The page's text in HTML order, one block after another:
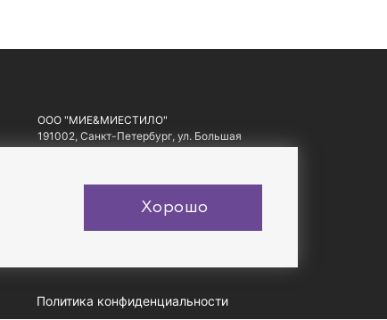
ООО "МИЕ&МИЕСТИЛО"
191002, Санкт-Петербург, ул. Большая
Московская, д. 1-3, литер А, офис 10.
Политика конфиденциальности
Хорошо